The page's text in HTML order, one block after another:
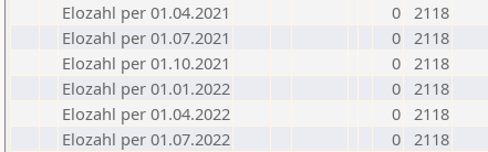
Elozahl per 01.04.2021
0 2118
Elozahl per 01.07.2021
0 2118
Elozahl per 01.10.2021
0 2118
Elozahl per 01.01.2022
0 2118
Elozahl per 01.04.2022
0 2118
Elozahl per 01.07.2022
0 2118